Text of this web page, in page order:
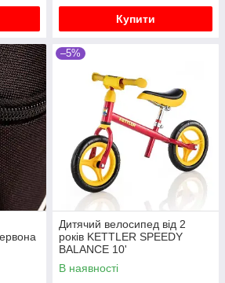
Купити
–5%
Дитячий велосипед від 2
років KETTLER SPEEDY
BALANCE 10'
В наявності